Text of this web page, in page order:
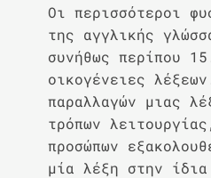
Οι περισσότεροι
της αγγλικής
συνήθως περίπου
οικογένειες
παραλλαγών μιας
τρόπων
προσώπων
μία λέξη στην